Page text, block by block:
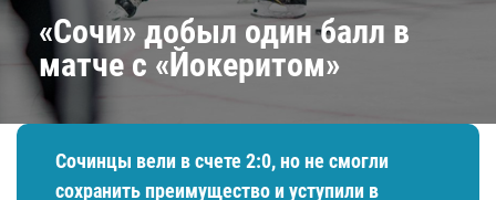
«Сочи» добыл один балл в
матче с «Йокеритом»
Сочинцы вели в счете 2:0, но не смогли
сохранить преимущество и уступили в